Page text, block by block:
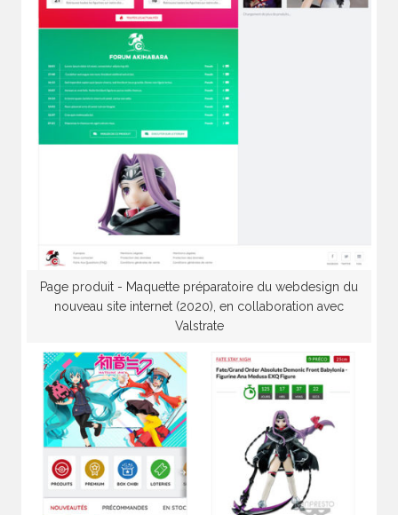
Page produit - Maquette préparatoire du webdesign du
nouveau site internet (2020), en collaboration avec
Valstrate